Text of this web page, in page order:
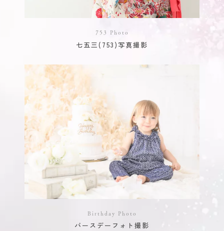
753 Photo
七五三(753)写真撮影
Birthday Photo
バースデーフォト撮影